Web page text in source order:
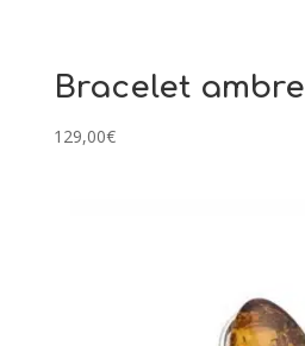
Bracelet ambre
129,00€